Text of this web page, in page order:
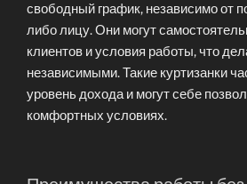
свободный график, независимо от
либо лицу. Они могут
клиентов и условия работы, что
независимыми. Такие куртизанки
уровень дохода и могут себе
комфортных условиях.